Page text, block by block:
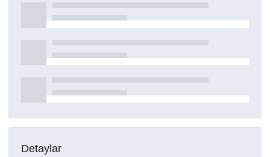
Detaylar